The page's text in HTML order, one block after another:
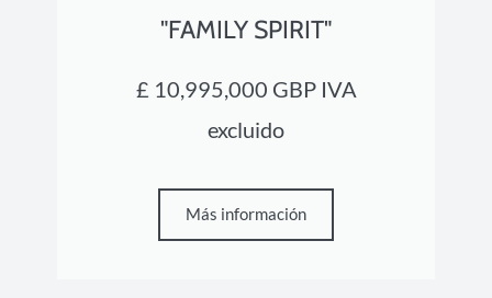
"FAMILY SPIRIT"
£ 10,995,000 GBP IVA
excluido
Más información